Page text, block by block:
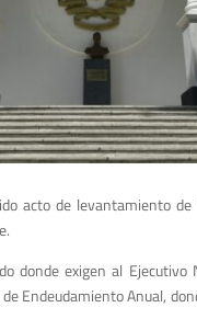
acto de levantamiento
donde exigen al
Endeudamiento Anual,